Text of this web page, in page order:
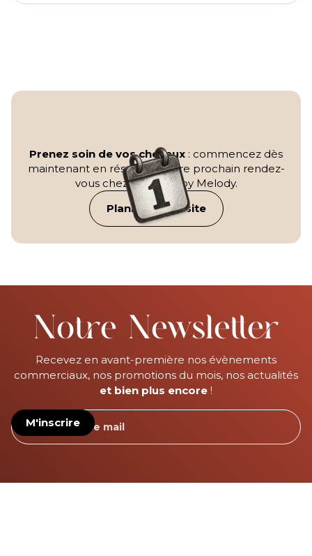
Prenez soin de vos cheveux : commencez dès
maintenant en réservant votre prochain rendez-
vous chez L'Endroit by Melody.
Planifier ma visite
Notre Newsletter
Recevez en avant-première nos évènements
commerciaux, nos promotions du mois, nos actualités
et bien plus encore !